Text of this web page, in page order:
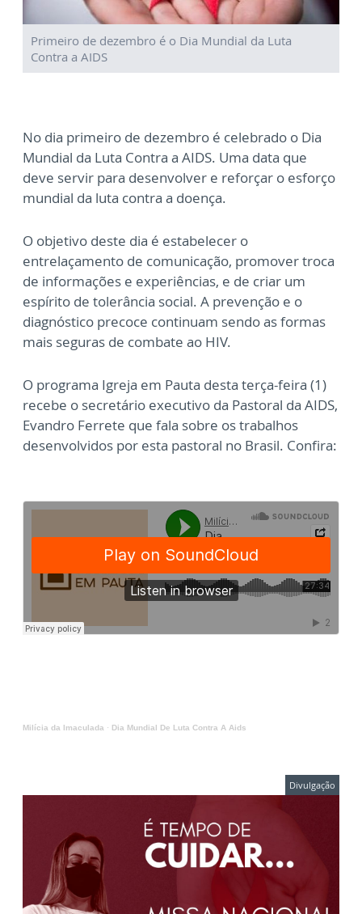
Primeiro de dezembro é o Dia Mundial da Luta
Contra a AIDS
No dia primeiro de dezembro é celebrado o Dia
Mundial da Luta Contra a AIDS. Uma data que
deve servir para desenvolver e reforçar o esforço
mundial da luta contra a doença.
O objetivo deste dia é estabelecer o
entrelaçamento de comunicação, promover troca
de informações e experiências, e de criar um
espírito de tolerância social. A prevenção e o
diagnóstico precoce continuam sendo as formas
mais seguras de combate ao HIV.
O programa Igreja em Pauta desta terça-feira (1)
recebe o secretário executivo da Pastoral da AIDS,
Evandro Ferrete que fala sobre os trabalhos
desenvolvidos por esta pastoral no Brasil. Confira:
Milícia da Imaculada · Dia Mundial De Luta Contra A Aids
Divulgação